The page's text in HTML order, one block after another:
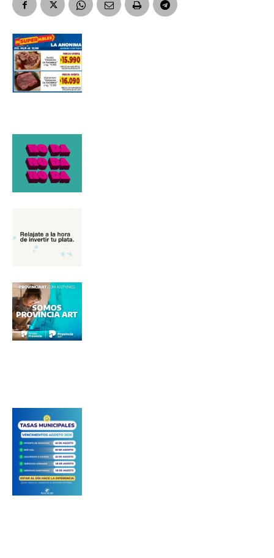
Dirección de correo electrónico
Nombre
Número de teléfono